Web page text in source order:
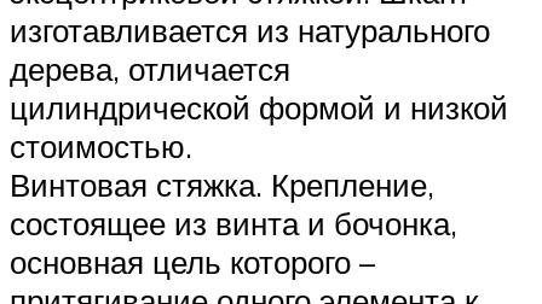
изготавливается из натурального
дерева, отличается
цилиндрической формой и низкой
стоимостью.
Винтовая стяжка. Крепление,
состоящее из винта и бочонка,
основная цель которого –